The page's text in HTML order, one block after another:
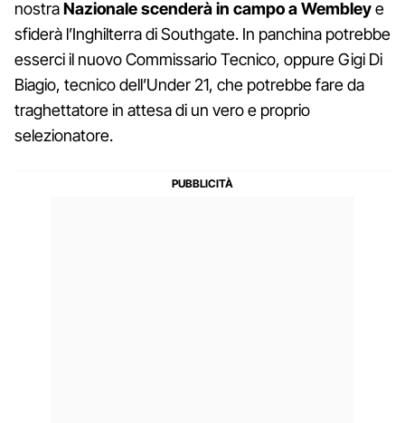
nostraNazionale scenderà in campo a Wembleye
sfiderà l’Inghilterra di Southgate. In panchina potrebbe
esserci il nuovo Commissario Tecnico, oppure Gigi Di
Biagio, tecnico dell’Under 21, che potrebbe fare da
traghettatore in attesa di un vero e proprio
selezionatore.